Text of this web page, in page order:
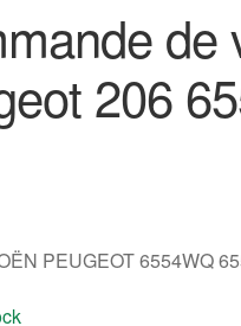
de
206
PEUGEOT 6554WQ